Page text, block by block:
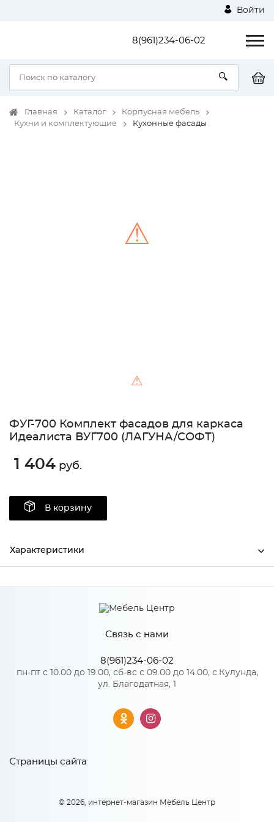
Войти
8(961)234-06-02
Главная Каталог
Корпусная мебель
Кухни и комплектующие
Кухонные фасады
⚠
⚠
ФУГ-700 Комплект фасадов для каркаса
Идеалиста ВУГ700 (ЛАГУНА/СОФТ)
1 404 руб.
В корзину
Характеристики
Ширина 452
358
16
Сурская мебель
Лагуна софт
МДФ
Особенности
Связь с нами
8(961)234-06-02
пн-пт с 10.00 до 19.00, сб-вс с 09.00 до 14.00, с.Кулунда,
ул. Благодатная, 1
Страницы сайта
© 2026, интернет-магазин Мебель Центр